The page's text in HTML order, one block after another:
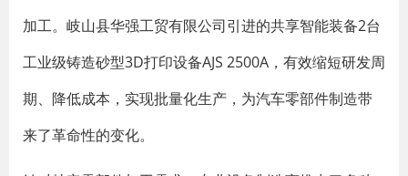
加工。岐山县华强工贸有限公司引进的共享智能装备2台
工业级铸造砂型3D打印设备AJS 2500A，有效缩短研发周
期、降低成本，实现批量化生产，为汽车零部件制造带
来了革命性的变化。